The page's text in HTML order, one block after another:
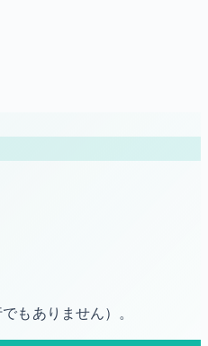
もありません）。